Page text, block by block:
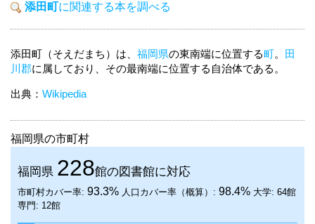
添田町に関連する本を調べる
添田町（そえだまち）は、 福岡県の東南端に位置する町。 田
川郡に属しており、その最南端に位置する自治体である。
出典： Wikipedia
福岡県の市町村
福岡県 228館の図書館に対応
市町村カバー率: 93.3% 人口カバー率（概算）: 98.4% 大学: 64館
専門: 12館